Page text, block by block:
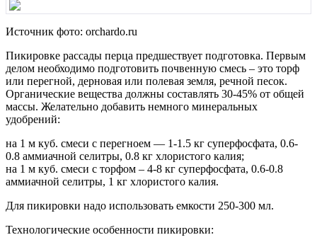
Источник фото: orchardo.ru
Пикировке рассады перца предшествует подготовка. Первым
делом необходимо подготовить почвенную смесь – это торф
или перегной, дерновая или полевая земля, речной песок.
Органические вещества должны составлять 30-45% от общей
массы. Желательно добавить немного минеральных
удобрений:
на 1 м куб. смеси с перегноем — 1-1.5 кг суперфосфата, 0.6-
0.8 аммиачной селитры, 0.8 кг хлористого калия;
на 1 м куб. смеси с торфом – 4-8 кг суперфосфата, 0.6-0.8
аммиачной селитры, 1 кг хлористого калия.
Для пикировки надо использовать емкости 250-300 мл.
Технологические особенности пикировки: